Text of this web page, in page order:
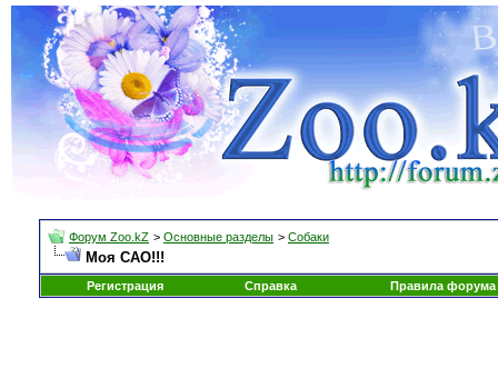
Форум Zoo.kZ > Основные разделы > Собаки
Моя САО!!!
Регистрация Справка Правила форума